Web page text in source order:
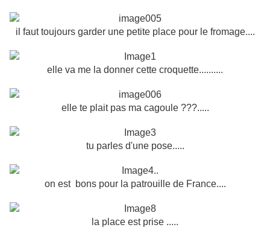
il faut toujours garder une petite place pour le fromage....
elle va me la donner cette croquette..........
elle te plait pas ma cagoule ???.....
tu parles d'une pose.....
on est bons pour la patrouille de France....
la place est prise .....